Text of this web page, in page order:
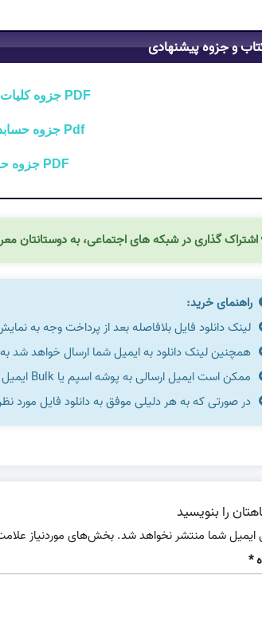
و جزوه پیشنهادی
PDF جزوه کلیات حسابداری دولتی کامران فقیهی
Pdf جزوه حسابداری میانه یک جمشید اسکندری
PDF جزوه حسابداری میانه 2 علی فجرک
اشتراک گذاری در شبکه های اجتماعی، به دوستانتان
راهنمای خرید:
لینک دانلود فایل بلافاصله بعد از پرداخت وجه به
همچنین لینک دانلود به ایمیل شما ارسال خواهد شد
ممکن است ایمیل ارسالی به پوشه اسپم یا Bulk ایمیل شما ارسال شده باشد.
در صورتی که به هر دلیلی موفق به دانلود فایل مورد
را بنویسید
ایمیل شما منتشر نخواهد شد. بخش‌های موردنیاز
*